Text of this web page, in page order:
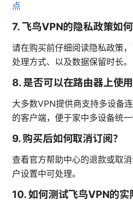
点
7. 飞鸟VPN的隐私政策如何
请在购买前仔细阅读隐私政策
处理方式、以及数据保留时长。
8. 是否可以在路由器上使
大多数VPN提供商支持多设备
的客户端，便于家中多设备统一
9. 购买后如何取消订阅？
查看官方帮助中心的退款或取
户设置中可处理。
10. 如何测试飞鸟VPN的实